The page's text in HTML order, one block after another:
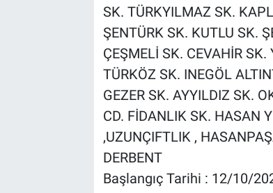
SK. TÜRKYILMAZ SK.
ŞENTÜRK SK. KUTLU SK.
ÇEŞMELİ SK. CEVAHİR
TÜRKÖZ SK. INEGÖL
GEZER SK. AYYILDIZ SK.
CD. FİDANLIK SK. HASAN
,UZUNÇIFTLIK ,
DERBENT
Başlangıç Tarihi : 12/10/